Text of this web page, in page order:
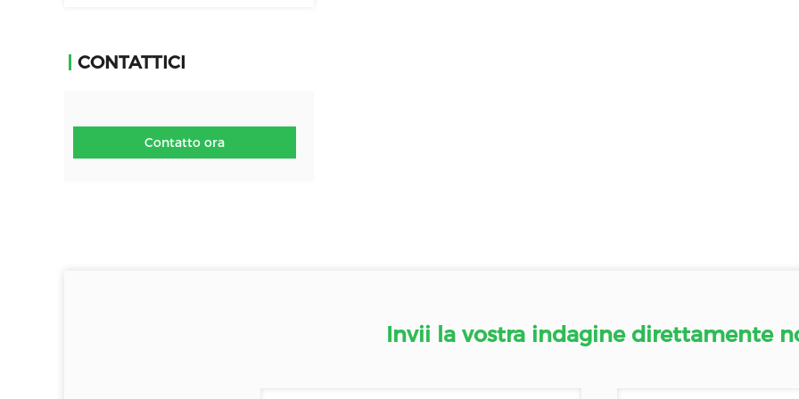
CONTATTICI
Contatto ora
Invii la vostra indagine direttamente